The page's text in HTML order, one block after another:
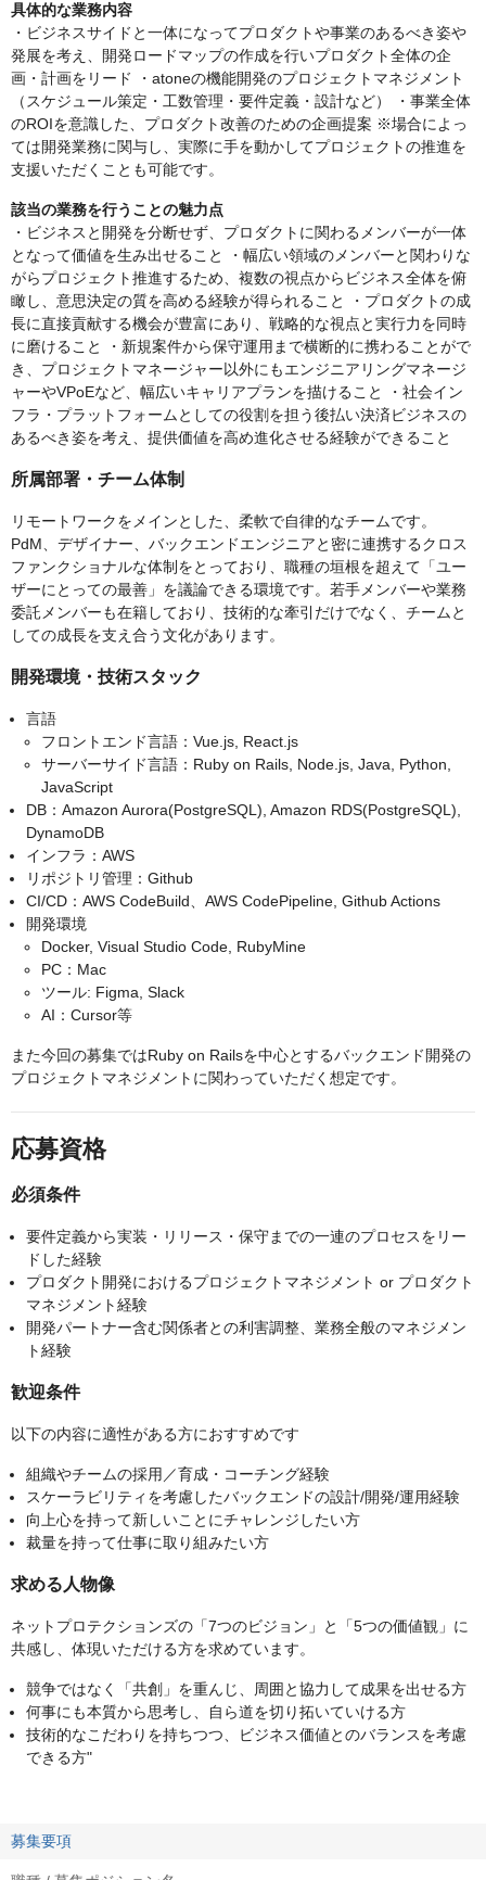
具体的な業務内容
・ビジネスサイドと一体になってプロダクトや事業のあるべき姿や
発展を考え、開発ロードマップの作成を行いプロダクト全体の企
画・計画をリード ・atoneの機能開発のプロジェクトマネジメント
（スケジュール策定・工数管理・要件定義・設計など） ・事業全体
のROIを意識した、プロダクト改善のための企画提案 ※場合によっ
ては開発業務に関与し、実際に手を動かしてプロジェクトの推進を
支援いただくことも可能です。
該当の業務を行うことの魅力点
・ビジネスと開発を分断せず、プロダクトに関わるメンバーが一体
となって価値を生み出せること ・幅広い領域のメンバーと関わりな
がらプロジェクト推進するため、複数の視点からビジネス全体を俯
瞰し、意思決定の質を高める経験が得られること ・プロダクトの成
長に直接貢献する機会が豊富にあり、戦略的な視点と実行力を同時
に磨けること ・新規案件から保守運用まで横断的に携わることがで
き、プロジェクトマネージャー以外にもエンジニアリングマネージ
ャーやVPoEなど、幅広いキャリアプランを描けること ・社会イン
フラ・プラットフォームとしての役割を担う後払い決済ビジネスの
あるべき姿を考え、提供価値を高め進化させる経験ができること
所属部署・チーム体制
リモートワークをメインとした、柔軟で自律的なチームです。
PdM、デザイナー、バックエンドエンジニアと密に連携するクロス
ファンクショナルな体制をとっており、職種の垣根を超えて「ユー
ザーにとっての最善」を議論できる環境です。若手メンバーや業務
委託メンバーも在籍しており、技術的な牽引だけでなく、チームと
しての成長を支え合う文化があります。
開発環境・技術スタック
言語
フロントエンド言語：Vue.js, React.js
サーバーサイド言語：Ruby on Rails, Node.js, Java, Python,
JavaScript
DB：Amazon Aurora(PostgreSQL), Amazon RDS(PostgreSQL),
DynamoDB
インフラ：AWS
リポジトリ管理：Github
CI/CD：AWS CodeBuild、AWS CodePipeline, Github Actions
開発環境
Docker, Visual Studio Code, RubyMine
PC：Mac
ツール: Figma, Slack
AI：Cursor等
また今回の募集ではRuby on Railsを中心とするバックエンド開発の
プロジェクトマネジメントに関わっていただく想定です。
応募資格
必須条件
要件定義から実装・リリース・保守までの一連のプロセスをリー
ドした経験
プロダクト開発におけるプロジェクトマネジメント or プロダクト
マネジメント経験
開発パートナー含む関係者との利害調整、業務全般のマネジメン
ト経験
歓迎条件
以下の内容に適性がある方におすすめです
組織やチームの採用／育成・コーチング経験
スケーラビリティを考慮したバックエンドの設計/開発/運用経験
向上心を持って新しいことにチャレンジしたい方
裁量を持って仕事に取り組みたい方
求める人物像
ネットプロテクションズの「7つのビジョン」と「5つの価値観」に
共感し、体現いただける方を求めています。
競争ではなく「共創」を重んじ、周囲と協力して成果を出せる方
何事にも本質から思考し、自ら道を切り拓いていける方
技術的なこだわりを持ちつつ、ビジネス価値とのバランスを考慮
できる方"
募集要項